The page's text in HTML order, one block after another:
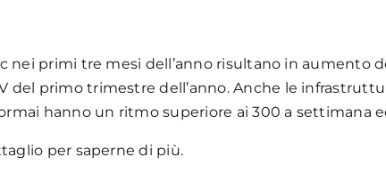
primi tre mesi dell’anno risultano in aumento
del primo trimestre dell’anno. Anche le
hanno un ritmo superiore ai 300 a settimana
per saperne di più.